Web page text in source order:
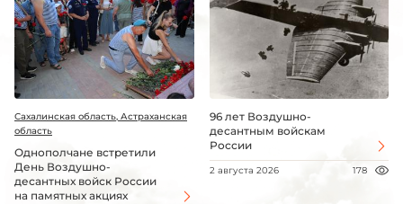
Сахалинская область, Астраханская
область
Однополчане встретили
День Воздушно-
десантных войск России
на памятных акциях
96 лет Воздушно-
десантным войскам
России
2 августа 2026 178